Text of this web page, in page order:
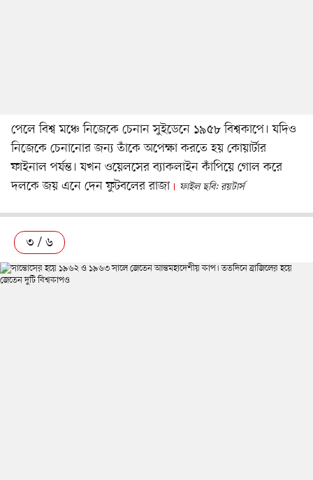
পেলে বিশ্ব মঞ্চে নিজেকে চেনান সুইডেনে ১৯৫৮ বিশ্বকাপে। যদিও
নিজেকে চেনানোর জন্য তাঁকে অপেক্ষা করতে হয় কোয়ার্টার
ফাইনাল পর্যন্ত। যখন ওয়েলসের ব্যাকলাইন কাঁপিয়ে গোল করে
দলকে জয় এনে দেন ফুটবলের রাজা
ফাইল ছবি: রয়টার্স
৩ / ৬